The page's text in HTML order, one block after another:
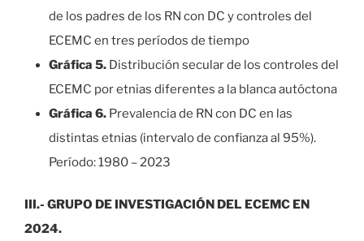
de los padres de los RN con DC y controles del
ECEMC en tres períodos de tiempo
Gráfica 5. Distribución secular de los controles del
ECEMC por etnias diferentes a la blanca autóctona
Gráfica 6. Prevalencia de RN con DC en las
distintas etnias (intervalo de confianza al 95%).
Período: 1980 – 2023
III.- GRUPO DE INVESTIGACIÓN DEL ECEMC EN
2024.